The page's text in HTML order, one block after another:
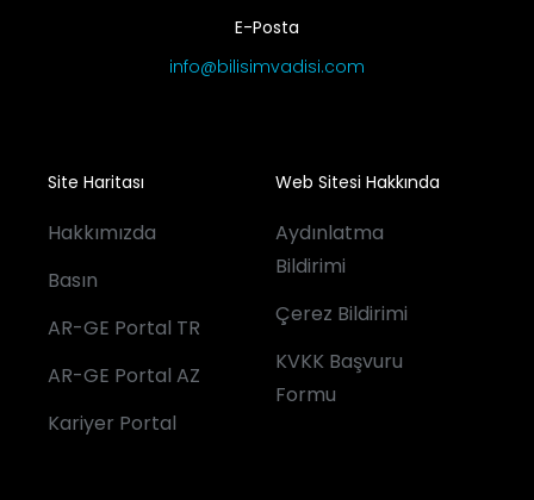
E-Posta
info@bilisimvadisi.com
Site Haritası
Hakkımızda
Basın
AR-GE Portal TR
AR-GE Portal AZ
Kariyer Portal
Web Sitesi Hakkında
Aydınlatma
Bildirimi
Çerez Bildirimi
KVKK Başvuru
Formu